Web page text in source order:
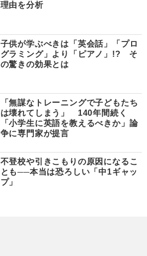
理由を分析
子供が学ぶべきは「英会話」「プロ
グラミング」より「ピアノ」!? そ
の驚きの効果とは
「無謀なトレーニングで子どもたち
は壊れてしまう」 140年間続く
「小学生に英語を教えるべきか」論
争に専門家が提言
不登校や引きこもりの原因になるこ
とも──本当は恐ろしい「中1ギャッ
プ」